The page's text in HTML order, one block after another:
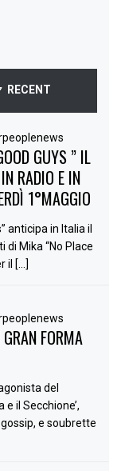
RECENT
GUYS ” IL
RADIO E IN
1°MAGGIO
anticipa in Italia il
di Mika “No Place
il […]
FORMA
del
e il Secchione’,
e soubrette